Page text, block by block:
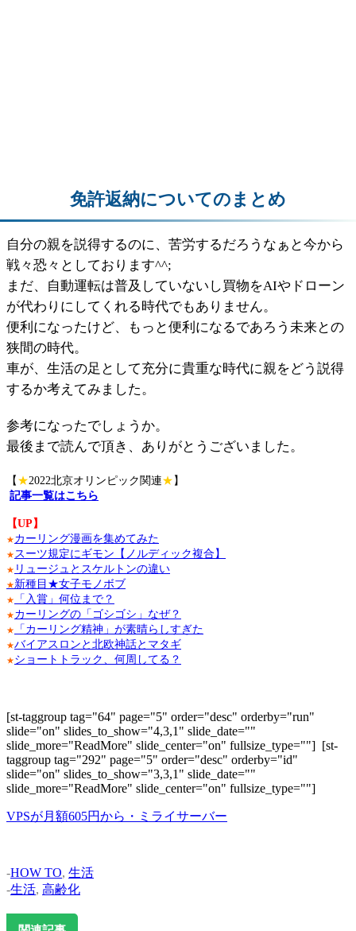
免許返納についてのまとめ
自分の親を説得するのに、苦労するだろうなぁと今から
戦々恐々としております^^;
まだ、自動運転は普及していないし買物をAIやドローン
が代わりにしてくれる時代でもありません。
便利になったけど、もっと便利になるであろう未来との
狭間の時代。
車が、生活の足として充分に貴重な時代に親をどう説得
するか考えてみました。
参考になったでしょうか。
最後まで読んで頂き、ありがとうございました。
【★2022北京オリンピック関連★】
記事一覧はこちら
【UP】
★カーリング漫画を集めてみた
★ スーツ規定にギモン【ノルディック複合】
★ リュージュとスケルトンの違い
★新種目★女子モノボブ
★ 「入賞」何位まで？
★カーリングの「ゴシゴシ」なぜ？
★ 「カーリング精神」が素晴らしすぎた
★バイアスロンと北欧神話とマタギ
★ショートトラック、何周してる？
[st-taggroup tag="64" page="5" order="desc" orderby="run"
slide="on" slides_to_show="4,3,1" slide_date=""
slide_more="ReadMore" slide_center="on" fullsize_type=""] [st-
taggroup tag="292" page="5" order="desc" orderby="id"
slide="on" slides_to_show="3,3,1" slide_date=""
slide_more="ReadMore" slide_center="on" fullsize_type=""]
VPSが月額605円から・ミライサーバー
-HOW TO, 生活
-生活, 高齢化